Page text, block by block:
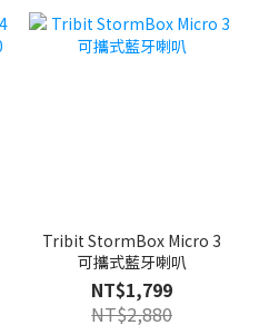
Tribit StormBox Micro 3
可攜式藍牙喇叭
NT$1,799
NT$2,880